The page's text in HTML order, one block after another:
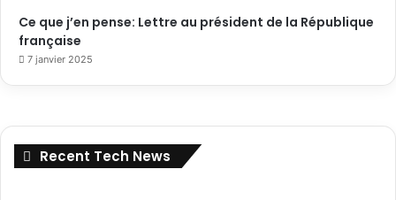
Ce que j’en pense: Lettre au président de la République
française
7 janvier 2025
Recent Tech News